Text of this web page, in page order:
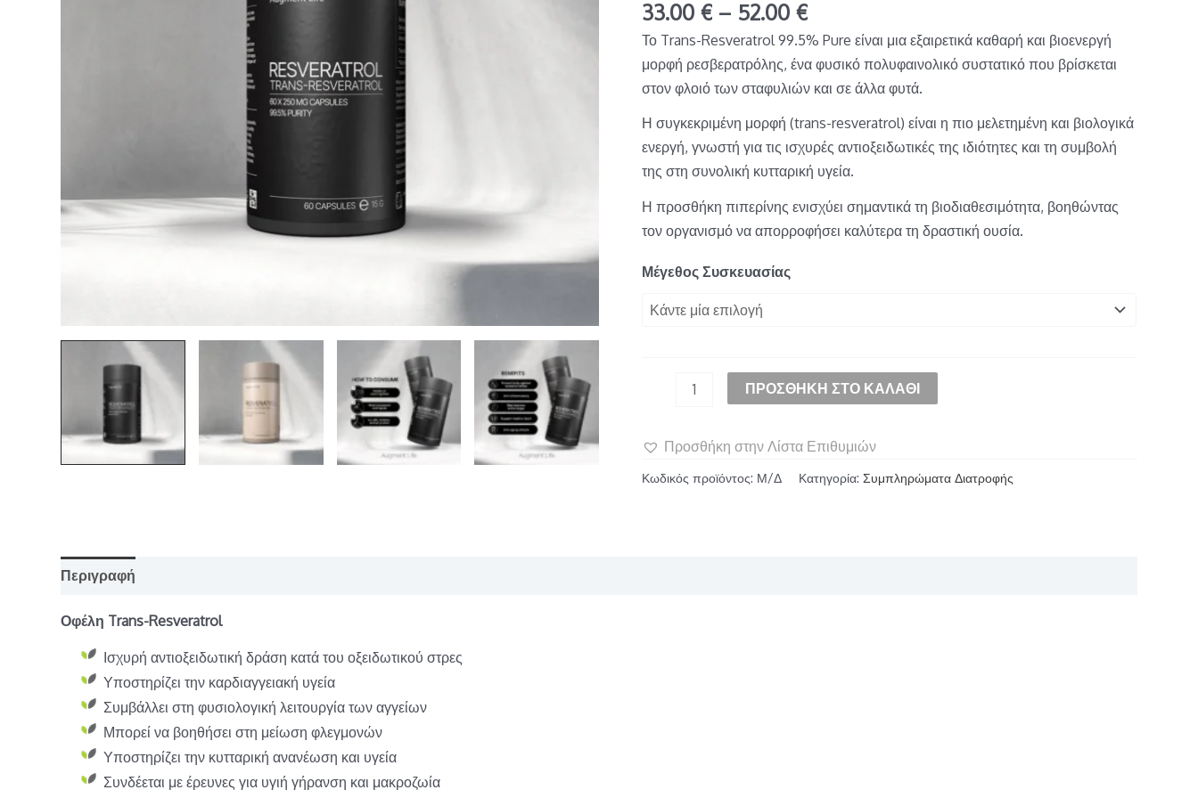
33.00 € – 52.00 €
Το Trans-Resveratrol 99.5% Pure είναι μια εξαιρετικά καθαρή και βιοενεργή
μορφή ρεσβερατρόλης, ένα φυσικό πολυφαινολικό συστατικό που βρίσκεται
στον φλοιό των σταφυλιών και σε άλλα φυτά.
Η συγκεκριμένη μορφή (trans-resveratrol) είναι η πιο μελετημένη και βιολογικά
ενεργή, γνωστή για τις ισχυρές αντιοξειδωτικές της ιδιότητες και τη συμβολή
της στη συνολική κυτταρική υγεία.
Η προσθήκη πιπερίνης ενισχύει σημαντικά τη βιοδιαθεσιμότητα, βοηθώντας
τον οργανισμό να απορροφήσει καλύτερα τη δραστική ουσία.
Μέγεθος Συσκευασίας
Κάψουλες
καθαρή
ποσότητα
ΠΡΟΣΘΉΚΗ ΣΤΟ ΚΑΛΆΘΙ
Προσθήκη στην Λίστα Επιθυμιών
Κωδικός προϊόντος: Μ/Δ Κατηγορία:Συμπληρώματα Διατροφής
Περιγραφή
Οφέλη Trans-Resveratrol
Ισχυρή αντιοξειδωτική δράση κατά του οξειδωτικού στρες
Υποστηρίζει την καρδιαγγειακή υγεία
Συμβάλλει στη φυσιολογική λειτουργία των αγγείων
Μπορεί να βοηθήσει στη μείωση φλεγμονών
Υποστηρίζει την κυτταρική ανανέωση και υγεία
Συνδέεται με έρευνες για υγιή γήρανση και μακροζωία